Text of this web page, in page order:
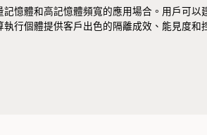
憶體和高記憶體頻寬的應用場合。用戶可
行個體提供客戶出色的隔離成效、能見度和